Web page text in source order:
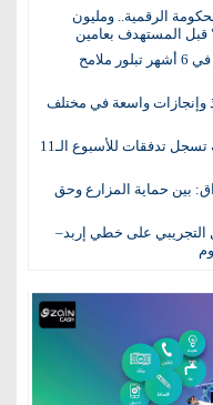
الرقمية.. ومليون
المستهدف بعامين
99 قرارا و394 مشروعا في 6 أشهر تبلور ملامح
وإنجازات واسعة في مختلف
صناديق الأسهم العالمية تسجل تدفقات للأسبوع الـ11
بين حماية المزارع وحق
التجريبي على خطي إربد–